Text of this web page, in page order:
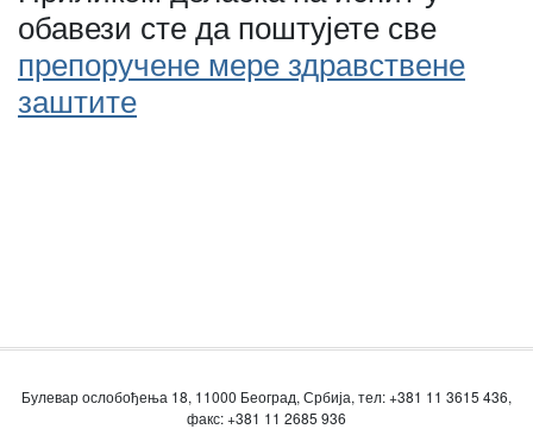
обавези сте да поштујете све
препоручене мере здравствене
заштите
Булевар ослобођења 18, 11000 Београд, Србија, тел: +381 11 3615 436,
факс: +381 11 2685 936